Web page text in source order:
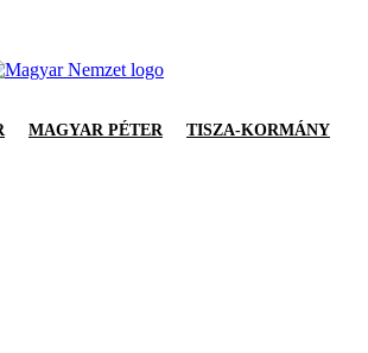
MAGYAR PÉTER TISZA-KORMÁNY